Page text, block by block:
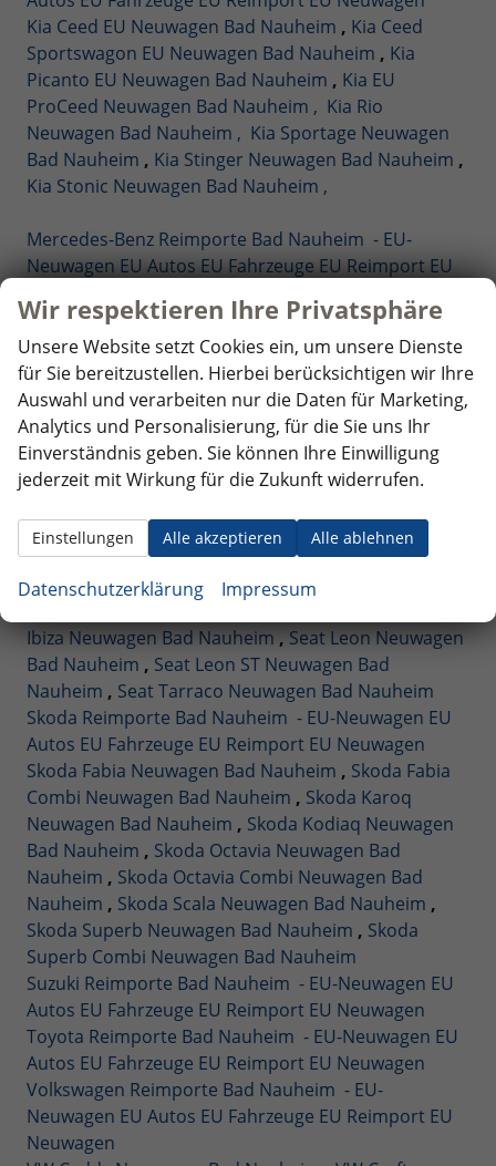
Kia Ceed EU Neuwagen Bad Nauheim , Kia Ceed
Sportswagon EU Neuwagen Bad Nauheim , Kia
Picanto EU Neuwagen Bad Nauheim , Kia EU
ProCeed Neuwagen Bad Nauheim , Kia Rio
Neuwagen Bad Nauheim , Kia Sportage Neuwagen
Bad Nauheim , Kia Stinger Neuwagen Bad Nauheim ,
Kia Stonic Neuwagen Bad Nauheim ,
Mercedes-Benz Reimporte Bad Nauheim - EU-
Neuwagen EU Autos EU Fahrzeuge EU Reimport EU
Nissan Reimporte Bad Nauheim - EU-Neuwagen EU
Autos EU Fahrzeuge EU Reimport EU Neuwagen
Opel Reimporte Bad Nauheim - EU-Neuwagen EU
Autos EU Fahrzeuge EU Reimport EU Neuwagen
Peugeot Reimporte Bad Nauheim - EU-Neuwagen
EU Autos EU Fahrzeuge EU Reimport EU Neuwagen
Renault Reimporte Bad Nauheim - EU-Neuwagen EU
Seat Reimporte Bad Nauheim - EU-Neuwagen EU
Autos EU Fahrzeuge EU Reimport EU Neuwagen
Seat Arona Combi Neuwagen Bad Nauheim
Ibiza Neuwagen Bad Nauheim,Seat Leon Neuwagen
Bad Nauheim , Seat Leon ST Neuwagen Bad
Nauheim , Seat Tarraco Neuwagen Bad Nauheim
Skoda Reimporte Bad Nauheim - EU-Neuwagen EU
Autos EU Fahrzeuge EU Reimport EU Neuwagen
Skoda Fabia Neuwagen Bad Nauheim , Skoda Fabia
Combi Neuwagen Bad Nauheim , Skoda Karoq
Neuwagen Bad Nauheim , Skoda Kodiaq Neuwagen
Bad Nauheim , Skoda Octavia Neuwagen Bad
Nauheim , Skoda Octavia Combi Neuwagen Bad
Nauheim , Skoda Scala Neuwagen Bad Nauheim ,
Skoda Superb Neuwagen Bad Nauheim , Skoda
Superb Combi Neuwagen Bad Nauheim
Suzuki Reimporte Bad Nauheim - EU-Neuwagen EU
Autos EU Fahrzeuge EU Reimport EU Neuwagen
Toyota Reimporte Bad Nauheim - EU-Neuwagen EU
Autos EU Fahrzeuge EU Reimport EU Neuwagen
Volkswagen Reimporte Bad Nauheim - EU-
Neuwagen EU Autos EU Fahrzeuge EU Reimport EU
Neuwagen
Wir respektieren Ihre Privatsphäre
Unsere Website setzt Cookies ein, um unsere Dienste
für Sie bereitzustellen. Hierbei berücksichtigen wir Ihre
Auswahl und verarbeiten nur die Daten für Marketing,
Analytics und Personalisierung, für die Sie uns Ihr
Einverständnis geben. Sie können Ihre Einwilligung
jederzeit mit Wirkung für die Zukunft widerrufen.
Alle akzeptieren Alle ablehnen
Einstellungen
Datenschutzerklärung Impressum